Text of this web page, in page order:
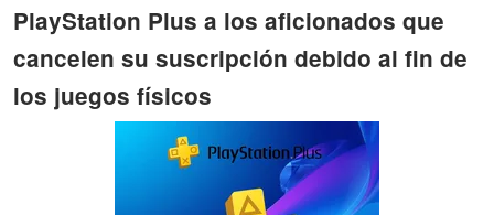
PlayStation Plus a los aficionados que
cancelen su suscripción debido al fin de
los juegos físicos